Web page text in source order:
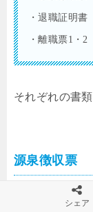
・退職証明書
・離職票1・2
それぞれの書
源泉徴収票
源泉徴収票は
シェア